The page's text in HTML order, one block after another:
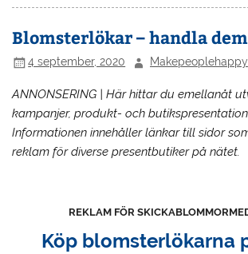
Blomsterlökar – handla
4 september, 2020 Makepeoplehappy
ANNONSERING | Här hittar du emellanåt
kampanjer, produkt- och
Informationen innehåller länkar till sidor
reklam för diverse presentbutiker på nätet.
REKLAM FÖR
Köp blomsterlökarna